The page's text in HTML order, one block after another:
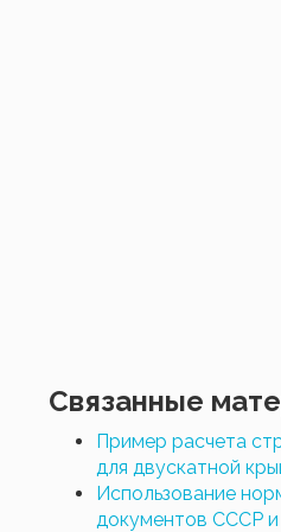
Связанные
Пример расчета
для двускатной
Использование
документов СССР